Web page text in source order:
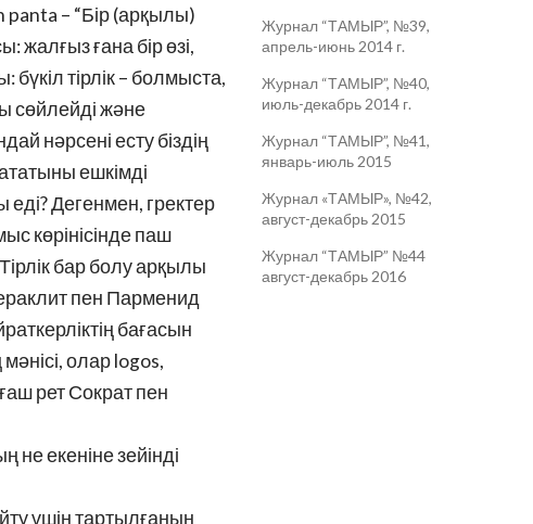
panta – “Бір (арқылы)
жалғыз ғана бір өзі,
бүкіл тірлік – болмыста,
сөйлейді және
нәрсені есту біздің
ешкімді
еді? Дегенмен, гректер
көрінісінде паш
бар болу арқылы
пен Парменид
бағасын
олар logos,
рет Сократ пен
не екеніне зейінді
үшін тартылғанын
Журнал “ТАМЫР”, №39,
апрель-июнь 2014 г.
Журнал “ТАМЫР”, №40,
июль-декабрь 2014 г.
Журнал “ТАМЫР”, №41,
январь-июль 2015
Журнал «ТАМЫР», №42,
август-декабрь 2015
Журнал “ТАМЫР” №44
август-декабрь 2016